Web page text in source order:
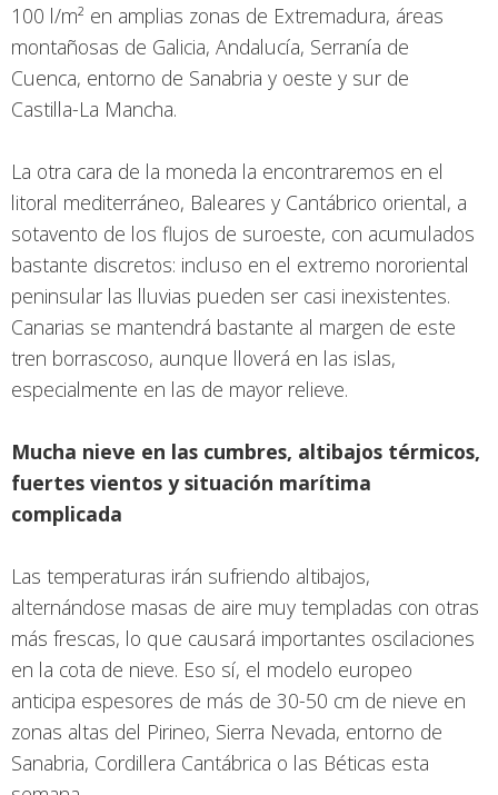
100 l/m² en amplias zonas de Extremadura, áreas
montañosas de Galicia, Andalucía, Serranía de
Cuenca, entorno de Sanabria y oeste y sur de
Castilla-La Mancha.
La otra cara de la moneda la encontraremos en el
litoral mediterráneo, Baleares y Cantábrico oriental, a
sotavento de los flujos de suroeste, con acumulados
bastante discretos: incluso en el extremo nororiental
peninsular las lluvias pueden ser casi inexistentes.
Canarias se mantendrá bastante al margen de este
tren borrascoso, aunque lloverá en las islas,
especialmente en las de mayor relieve.
Mucha nieve en las cumbres, altibajos térmicos,
fuertes vientos y situación marítima
complicada
Las temperaturas irán sufriendo altibajos,
alternándose masas de aire muy templadas con otras
más frescas, lo que causará importantes oscilaciones
en la cota de nieve. Eso sí, el modelo europeo
anticipa espesores de más de 30-50 cm de nieve en
zonas altas del Pirineo, Sierra Nevada, entorno de
Sanabria, Cordillera Cantábrica o las Béticas esta